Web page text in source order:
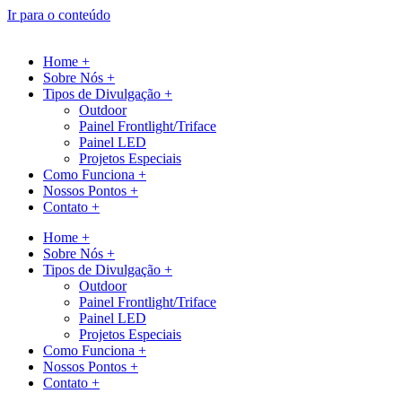
Ir para o conteúdo
Home +
Sobre Nós +
Tipos de Divulgação +
Outdoor
Painel Frontlight/Triface
Painel LED
Projetos Especiais
Como Funciona +
Nossos Pontos +
Contato +
Home +
Sobre Nós +
Tipos de Divulgação +
Outdoor
Painel Frontlight/Triface
Painel LED
Projetos Especiais
Como Funciona +
Nossos Pontos +
Contato +